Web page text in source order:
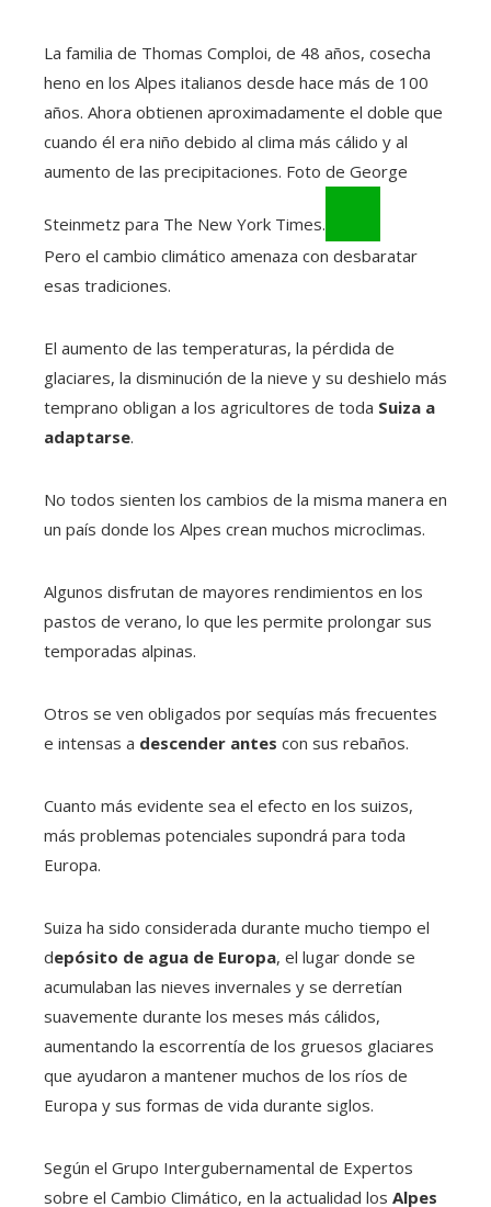
La familia de Thomas Comploi, de 48 años, cosecha
heno en los Alpes italianos desde hace más de 100
años. Ahora obtienen aproximadamente el doble que
cuando él era niño debido al clima más cálido y al
aumento de las precipitaciones. Foto de George
Steinmetz para The New York Times.
Pero el cambio climático amenaza con desbaratar
esas tradiciones.
El aumento de las temperaturas, la pérdida de
glaciares, la disminución de la nieve y su deshielo más
temprano obligan a los agricultores de toda Suiza a
adaptarse.
No todos sienten los cambios de la misma manera en
un país donde los Alpes crean muchos microclimas.
Algunos disfrutan de mayores rendimientos en los
pastos de verano, lo que les permite prolongar sus
temporadas alpinas.
Otros se ven obligados por sequías más frecuentes
e intensas a descender antes con sus rebaños.
Cuanto más evidente sea el efecto en los suizos,
más problemas potenciales supondrá para toda
Europa.
Suiza ha sido considerada durante mucho tiempo el
depósito de agua de Europa, el lugar donde se
acumulaban las nieves invernales y se derretían
suavemente durante los meses más cálidos,
aumentando la escorrentía de los gruesos glaciares
que ayudaron a mantener muchos de los ríos de
Europa y sus formas de vida durante siglos.
Según el Grupo Intergubernamental de Expertos
sobre el Cambio Climático, en la actualidad los Alpes